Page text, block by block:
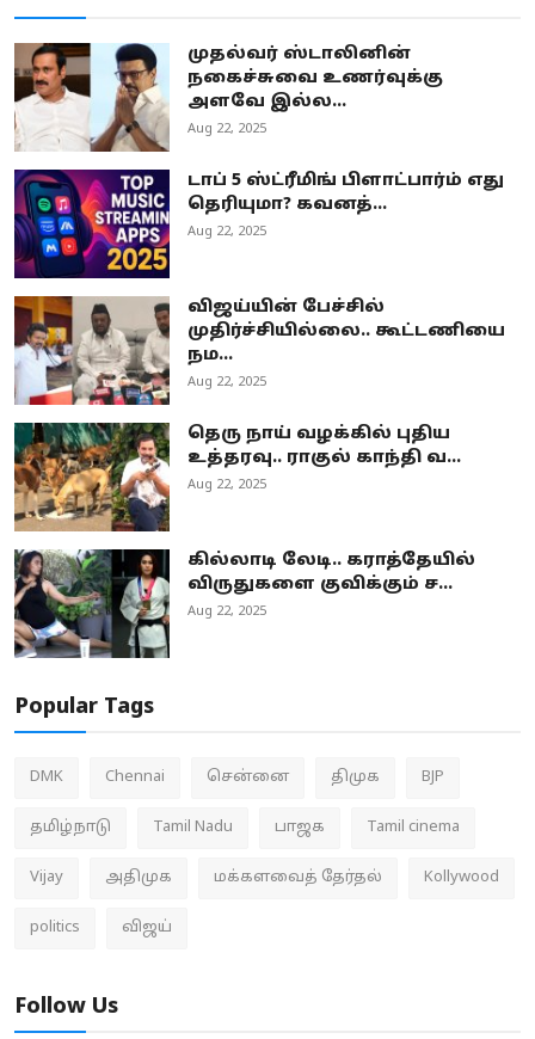
முதல்வர் ஸ்டாலினின்
நகைச்சுவை உணர்வுக்கு
அளவே இல்ல...
Aug 22, 2025
டாப் 5 ஸ்ட்ரீமிங் பிளாட்பார்ம் எது
தெரியுமா? கவனத்...
Aug 22, 2025
விஜய்யின் பேச்சில்
முதிர்ச்சியில்லை.. கூட்டணியை
நம...
Aug 22, 2025
தெரு நாய் வழக்கில் புதிய
உத்தரவு.. ராகுல் காந்தி வ...
Aug 22, 2025
கில்லாடி லேடி.. கராத்தேயில்
விருதுகளை குவிக்கும் ச...
Aug 22, 2025
Popular Tags
DMK Chennai சென்னை திமுக BJP
தமிழ்நாடு Tamil Nadu பாஜக Tamil cinema
Vijay அதிமுக மக்களவைத் தேர்தல் Kollywood
politics விஜய்
Follow Us